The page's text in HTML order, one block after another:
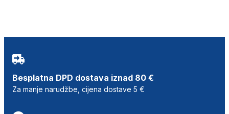
Besplatna DPD dostava iznad 80 €
Za manje narudžbe, cijena dostave 5 €